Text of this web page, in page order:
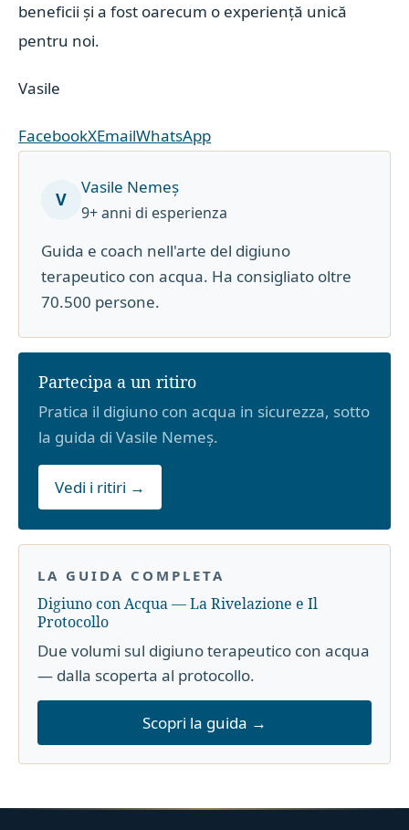
beneficii și a fost oarecum o experiență unică
pentru noi.
Vasile
FacebookXEmailWhatsApp
V
Vasile Nemeș
9+ anni di esperienza
Guida e coach nell'arte del digiuno
terapeutico con acqua. Ha consigliato oltre
70.500 persone.
Partecipa a un ritiro
Pratica il digiuno con acqua in sicurezza, sotto
la guida di Vasile Nemeș.
Vedi i ritiri →
LA GUIDA COMPLETA
Digiuno con Acqua — La Rivelazione e Il
Protocollo
Due volumi sul digiuno terapeutico con acqua
— dalla scoperta al protocollo.
Scopri la guida →